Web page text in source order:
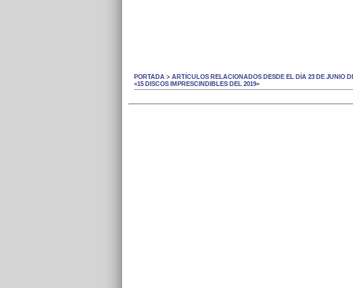
PORTADA > ARTÍCULOS RELACIONADOS DESDE EL DÍA 23 DE JUNIO
«15 DISCOS IMPRESCINDIBLES DEL 2019»